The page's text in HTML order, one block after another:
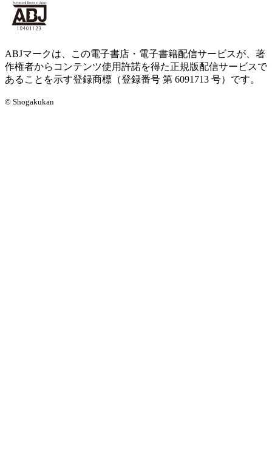
ABJマークは、この電子書店・電子書籍配信サービスが、著
作権者からコンテンツ使用許諾を得た正規版配信サービスで
あることを示す登録商標（登録番号 第 6091713 号）です。
© Shogakukan